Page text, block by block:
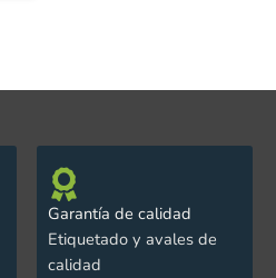
Garantía de calidad
Etiquetado y avales de
calidad